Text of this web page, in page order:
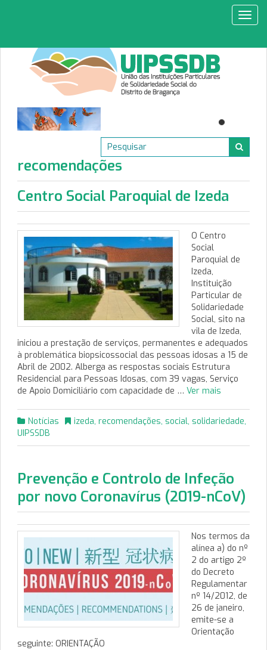
recomendações
Centro Social Paroquial de Izeda
O Centro
Social
Paroquial de
Izeda,
Instituição
Particular de
Solidariedade
Social, sito na
vila de Izeda,
iniciou a prestação de serviços, permanentes e adequados
à problemática biopsicossocial das pessoas idosas a 15 de
Abril de 2002. Alberga as respostas sociais Estrutura
Residencial para Pessoas Idosas, com 39 vagas, Serviço
de Apoio Domiciliário com capacidade de … Ver mais
Notícias izeda, recomendações, social, solidariedade,
UIPSSDB
Prevenção e Controlo de Infeção
por novo Coronavírus (2019-nCoV)
Nos termos da
alínea a) do nº
2 do artigo 2º
do Decreto
Regulamentar
nº 14/2012, de
26 de janeiro,
emite-se a
Orientação
seguinte: ORIENTAÇÃO